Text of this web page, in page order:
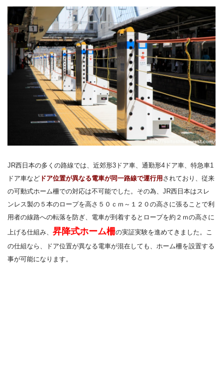
JR西日本の多くの路線では、近郊形3ドア車、通勤形4ドア車、特急車1
ドア車など ドア位置が異なる電車が同一路線で運行用されており、従来
の可動式ホーム柵での対応は不可能でした。その為、JR西日本は スレ
ンレス製の５本のロープを高さ５０ｃｍ～１２０の高さに張る ことで利
用者の線路への転落を防ぎ、 電車が到着するとロープを約２ｍの高さに
上げる仕組み、 昇降式ホーム柵の実証実験を進めてきました。こ
の仕組なら、ドア位置が異なる電車が混在しても、ホーム柵を設置する
事が可能になります。